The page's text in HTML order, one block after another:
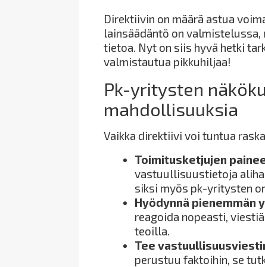
Direktiivin on määrä astua
lainsäädäntö on
tietoa. Nyt on siis hyvä hetki
valmistautua pikkuhiljaa!
Pk-yritysten
mahdollisuuksia
Vaikka direktiivi voi tuntua
Toimitusketjujen
vastuullisuustietoja
siksi myös pk-yritysten
Hyödynnä
reagoida nopeasti,
teoilla.
Tee
perustuu faktoihin, se